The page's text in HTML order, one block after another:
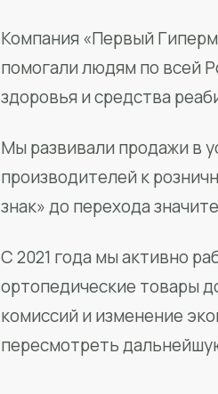
Компания «Первый
помогали людям по всей
здоровья и средства
Мы развивали продажи в
производителей к
знак» до перехода
С 2021 года мы активно
ортопедические товары
комиссий и изменение
пересмотреть